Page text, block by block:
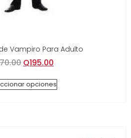
Vampiro Para Adulto
Q195.00
opciones